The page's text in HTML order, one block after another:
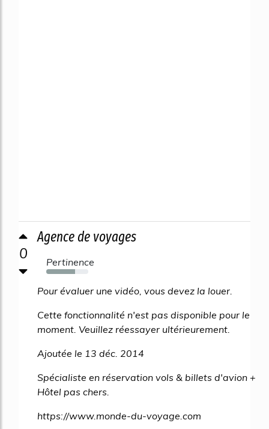
0
Agence de voyages
Pertinence
69%
Pour évaluer une vidéo, vous devez la louer.
Cette fonctionnalité n'est pas disponible pour le
moment. Veuillez réessayer ultérieurement.
Ajoutée le 13 déc. 2014
Spécialiste en réservation vols & billets d'avion +
Hôtel pas chers.
https://www.monde-du-voyage.com